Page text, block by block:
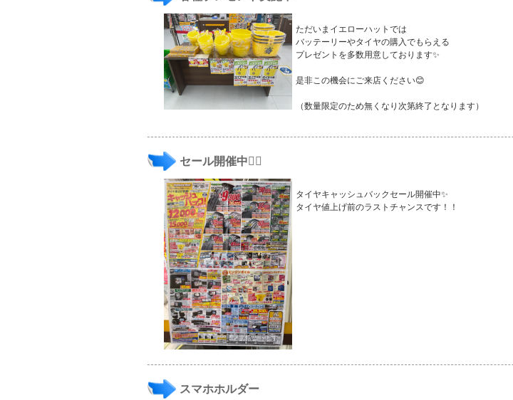
ただいまイエローハットでは
バッテーリーやタイヤの購入でもらえる
プレゼントを多数用意しております✨
是非この機会にご来店ください😊
（数量限定のため無くなり次第終了となります）
セール開催中🏳️‍🌈
タイヤキャッシュバックセール開催中✨
タイヤ値上げ前のラストチャンスです！！
スマホホルダー